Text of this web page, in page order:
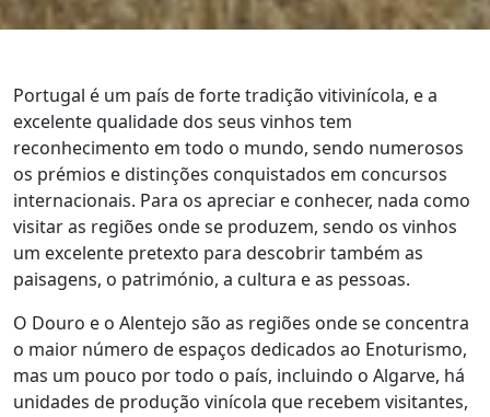
Portugal é um país de forte tradição vitivinícola, e a
excelente qualidade dos seus vinhos tem
reconhecimento em todo o mundo, sendo numerosos
os prémios e distinções conquistados em concursos
internacionais. Para os apreciar e conhecer, nada como
visitar as regiões onde se produzem, sendo os vinhos
um excelente pretexto para descobrir também as
paisagens, o património, a cultura e as pessoas.
O Douro e o Alentejo são as regiões onde se concentra
o maior número de espaços dedicados ao Enoturismo,
mas um pouco por todo o país, incluindo o Algarve, há
unidades de produção vinícola que recebem visitantes,